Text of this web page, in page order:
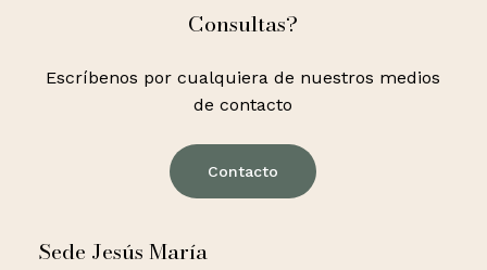
Consultas?
Escríbenos por cualquiera de nuestros medios
de contacto
Contacto
Sede Jesús María